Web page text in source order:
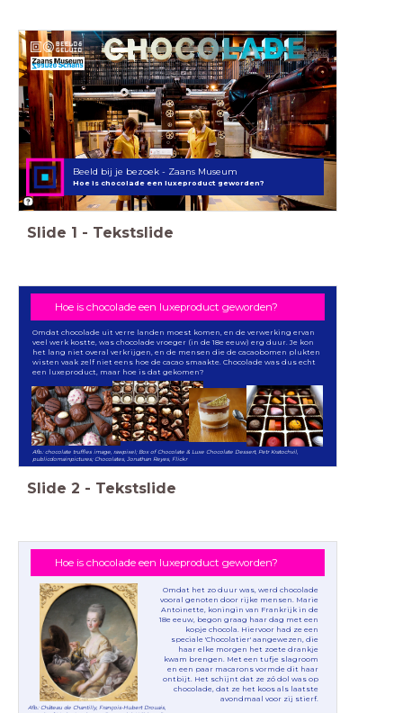
Beeld bij je bezoek - Zaans Museum
Hoe is chocolade een luxeproduct geworden?
Slide 1 - Tekstslide
Hoe is chocolade een luxeproduct geworden?
Omdat chocolade uit verre landen moest komen, en de verwerking ervan
veel werk kostte, was chocolade vroeger (in de 18e eeuw) erg duur. Je kon
het lang niet overal verkrijgen, en de mensen die de cacaobomen plukten
wisten vaak zelf niet eens hoe de cacao smaakte. Chocolade was dus echt
een luxeproduct, maar hoe is dat gekomen?
Afb.: chocolate truffles image, rawpixel; Box of Chocolate & Luxe Chocolate Dessert, Petr Kratochvil,
publicdomainpictures; Chocolates, Jonathan Reyes, Flickr
Slide 2 - Tekstslide
Hoe is chocolade een luxeproduct geworden?
Omdat het zo duur was, werd chocolade
vooral genoten door rijke mensen. Marie
Antoinette, koningin van Frankrijk in de
18e eeuw, begon graag haar dag met een
kopje chocola. Hiervoor had ze een
speciale 'Chocolatier' aangewezen, die
haar elke morgen het zoete drankje
kwam brengen. Met een tufje slagroom
en een paar macarons vormde dit haar
ontbijt. Het schijnt dat ze zó dol was op
chocolade, dat ze het koos als laatste
avondmaal voor zij stierf.
Afb.: Château de Chantilly, François-Hubert Drouais,